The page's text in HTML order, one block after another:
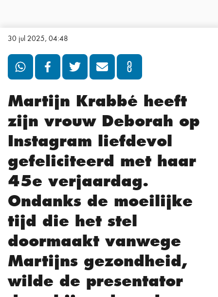
30 jul 2025, 04:48
Martijn Krabbé heeft
zijn vrouw Deborah op
Instagram liefdevol
gefeliciteerd met haar
45e verjaardag.
Ondanks de moeilijke
tijd die het stel
doormaakt vanwege
Martijns gezondheid,
wilde de presentator